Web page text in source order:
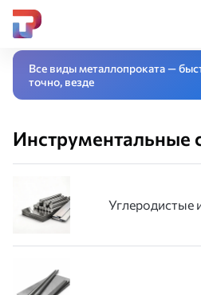
Главная
Все виды металлопроката —
точно, везде
Инструментальные
Углеродистые